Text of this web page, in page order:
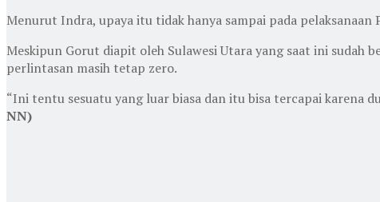
Menurut Indra, upaya itu tidak hanya sampai pada
Meskipun Gorut diapit oleh Sulawesi Utara yang saat ini sudah
perlintasan masih tetap zero.
“Ini tentu sesuatu yang luar biasa dan itu bisa tercapai karena
NN)